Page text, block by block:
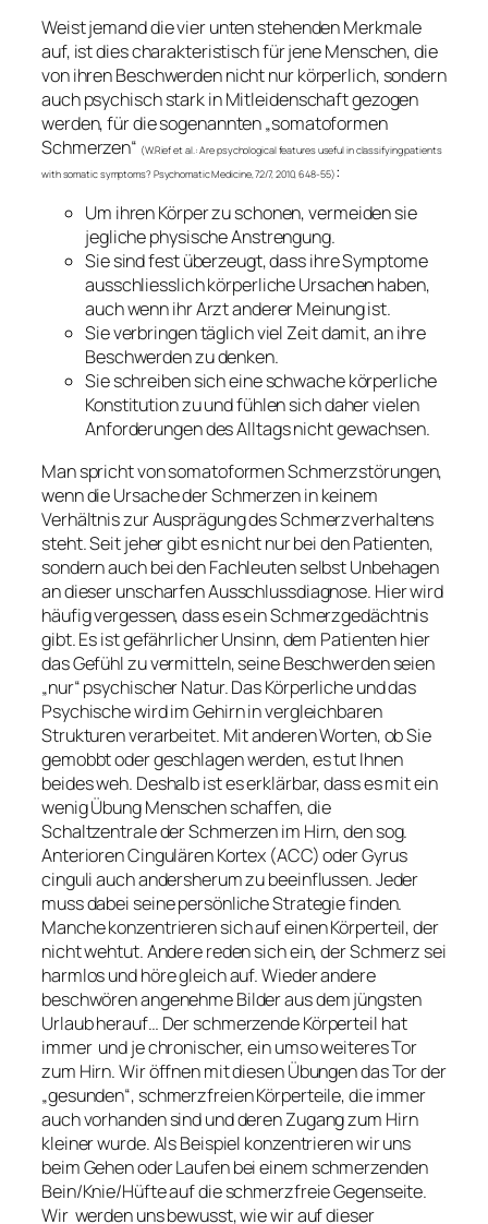
Weist jemand die vier unten stehenden Merkmale
auf, ist dies charakteristisch für jene Menschen, die
von ihren Beschwerden nicht nur körperlich, sondern
auch psychisch stark in Mitleidenschaft gezogen
werden, für die sogenannten „somatoformen
Schmerzen“ (W.Rief et al.: Are psychological features useful in classifying patients
with somatic symptoms? Psychomatic Medicine, 72/7, 2010, 648-55):
Um ihren Körper zu schonen, vermeiden sie
jegliche physische Anstrengung.
Sie sind fest überzeugt, dass ihre Symptome
ausschliesslich körperliche Ursachen haben,
auch wenn ihr Arzt anderer Meinung ist.
Sie verbringen täglich viel Zeit damit, an ihre
Beschwerden zu denken.
Sie schreiben sich eine schwache körperliche
Konstitution zu und fühlen sich daher vielen
Anforderungen des Alltags nicht gewachsen.
Man spricht von somatoformen Schmerzstörungen,
wenn die Ursache der Schmerzen in keinem
Verhältnis zur Ausprägung des Schmerzverhaltens
steht. Seit jeher gibt es nicht nur bei den Patienten,
sondern auch bei den Fachleuten selbst Unbehagen
an dieser unscharfen Ausschlussdiagnose. Hier wird
häufig vergessen, dass es ein Schmerzgedächtnis
gibt. Es ist gefährlicher Unsinn, dem Patienten hier
das Gefühl zu vermitteln, seine Beschwerden seien
„nur“ psychischer Natur. Das Körperliche und das
Psychische wird im Gehirn in vergleichbaren
Strukturen verarbeitet. Mit anderen Worten, ob Sie
gemobbt oder geschlagen werden, es tut Ihnen
beides weh. Deshalb ist es erklärbar, dass es mit ein
wenig Übung Menschen schaffen, die
Schaltzentrale der Schmerzen im Hirn, den sog.
Anterioren Cingulären Kortex (ACC) oder Gyrus
cinguli auch andersherum zu beeinflussen. Jeder
muss dabei seine persönliche Strategie finden.
Manche konzentrieren sich auf einen Körperteil, der
nicht wehtut. Andere reden sich ein, der Schmerz sei
harmlos und höre gleich auf. Wieder andere
beschwören angenehme Bilder aus dem jüngsten
Urlaub herauf… Der schmerzende Körperteil hat
immer und je chronischer, ein umso weiteres Tor
zum Hirn. Wir öffnen mit diesen Übungen das Tor der
„gesunden“, schmerzfreien Körperteile, die immer
auch vorhanden sind und deren Zugang zum Hirn
kleiner wurde. Als Beispiel konzentrieren wir uns
beim Gehen oder Laufen bei einem schmerzenden
Bein/Knie/Hüfte auf die schmerzfreie Gegenseite.
Wir werden uns bewusst, wie wir auf dieser